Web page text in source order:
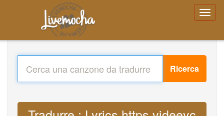
Ricerca